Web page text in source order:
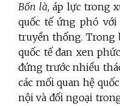
Bốn là, áp lực trong
quốc tế ứng phó
truyền thống. Trong
quốc tế đan xen
đứng trước nhiều
các mối quan hệ
nội và đối ngoại